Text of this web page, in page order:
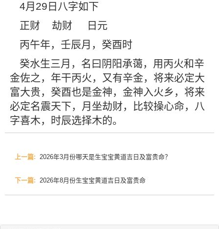
4月 29 日八字如下
正财
劫财
日元
丙午年，壬辰月，癸酉时
癸水生三月，名曰阴阳承蔼，用丙火和辛
金佐之，年干丙火，又有辛金，将来必定大
富大贵，癸酉也是金神，金神入火乡，将来
必定名震天下，月坐劫财，比较操心命，八
字喜木，时辰选择木的。
上一篇: 2026年3月份哪天是生宝宝黄道吉日及富贵命？
下一篇: 2026年8月份生宝宝黄道吉日及富贵命